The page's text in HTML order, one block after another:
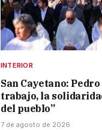
INTERIOR
San Cayetano:
trabajo, la
del pueblo”
7 de agosto de 2026